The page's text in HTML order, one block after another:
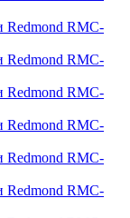
Redmond RMC-
Redmond RMC-
Redmond RMC-
Redmond RMC-
Redmond RMC-
Redmond RMC-